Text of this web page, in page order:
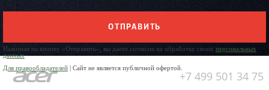
ОТПРАВИТЬ
Нажимая на кнопку «Отправить», вы даете согласие на обработку своих персональных
данных
Для правообладателей | Сайт не является публичной офертой.
+7 499 501 34 75